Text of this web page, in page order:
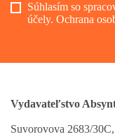
Súhlasím so
účely. Ochrana
Vydavateľstvo
Suvorovova 2683/